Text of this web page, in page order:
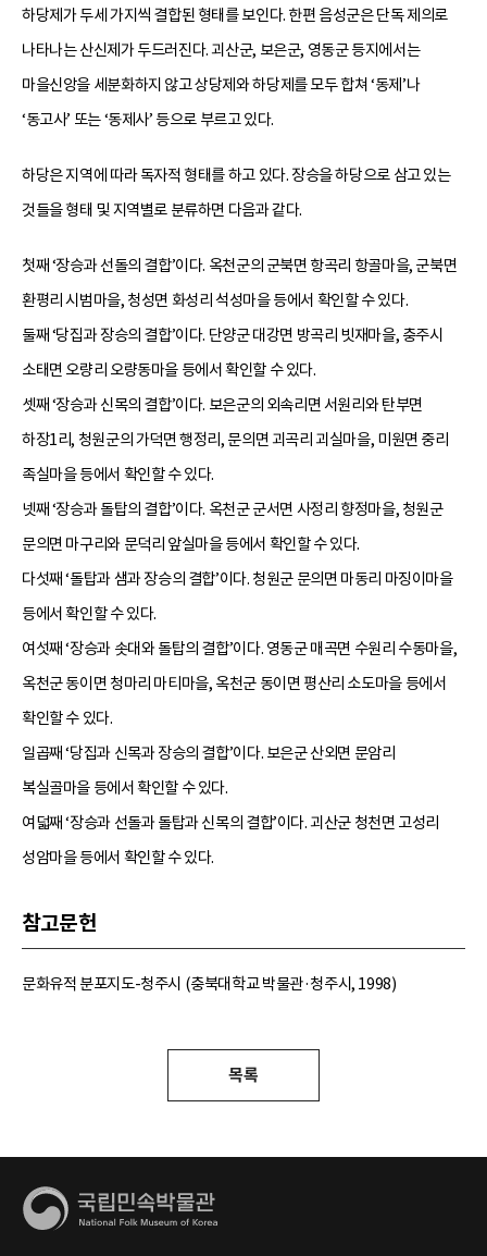
하당제가 두세 가지씩 결합된 형태를 보인다. 한편 음성군은 단독 제의로
나타나는 산신제가 두드러진다. 괴산군, 보은군, 영동군 등지에서는
마을신앙을 세분화하지 않고 상당제와 하당제를 모두 합쳐 ‘동제’나
‘동고사’ 또는 ‘동제사’ 등으로 부르고 있다.
하당은 지역에 따라 독자적 형태를 하고 있다. 장승을 하당으로 삼고 있는
것들을 형태 및 지역별로 분류하면 다음과 같다.
첫째 ‘장승과 선돌의 결합’이다. 옥천군의 군북면 항곡리 항골마을, 군북면
환평리 시범마을, 청성면 화성리 석성마을 등에서 확인할 수 있다.
둘째 ‘당집과 장승의 결합’이다. 단양군 대강면 방곡리 빗재마을, 충주시
소태면 오량리 오량동마을 등에서 확인할 수 있다.
셋째 ‘장승과 신목의 결합’이다. 보은군의 외속리면 서원리와 탄부면
하장1리, 청원군의 가덕면 행정리, 문의면 괴곡리 괴실마을, 미원면 중리
족실마을 등에서 확인할 수 있다.
넷째 ‘장승과 돌탑의 결합’이다. 옥천군 군서면 사정리 향정마을, 청원군
문의면 마구리와 문덕리 앞실마을 등에서 확인할 수 있다.
다섯째 ‘돌탑과 샘과 장승의 결합’이다. 청원군 문의면 마동리 마징이마을
등에서 확인할 수 있다.
여섯째 ‘장승과 솟대와 돌탑의 결합’이다. 영동군 매곡면 수원리 수동마을,
옥천군 동이면 청마리 마티마을, 옥천군 동이면 평산리 소도마을 등에서
확인할 수 있다.
일곱째 ‘당집과 신목과 장승의 결합’이다. 보은군 산외면 문암리
복실골마을 등에서 확인할 수 있다.
여덟째 ‘장승과 선돌과 돌탑과 신목의 결합’이다. 괴산군 청천면 고성리
성암마을 등에서 확인할 수 있다.
참고문헌
문화유적 분포지도-청주시 (충북대학교 박물관·청주시, 1998)
목록